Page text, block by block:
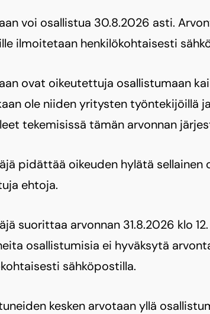
voi osallistua 30.8.2026 asti.
ilmoitetaan henkilökohtaisesti
ovat oikeutettuja osallistumaan
ole niiden yritysten työntekijöillä
tekemisissä tämän arvonnan
pidättää oikeuden hylätä sellainen
ehtoja.
suorittaa arvonnan 31.8.2026 klo
osallistumisia ei hyväksytä
sähköpostilla.
kesken arvotaan yllä